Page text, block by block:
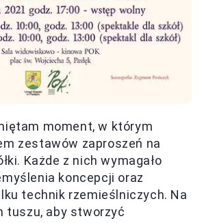
moment, w którym
zestawów zaproszeń na
Każde z nich wymagało
koncepcji oraz
technik rzemieślniczych. Na
tuszu, aby stworzyć